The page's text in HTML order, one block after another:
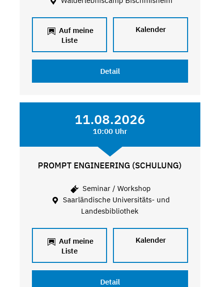
Auf meine
Liste
Kalender
Detail
11.08.2026
10:00 Uhr
PROMPT ENGINEERING (SCHULUNG)
Seminar / Workshop
Saarländische Universitäts- und
Landesbibliothek
Auf meine
Liste
Kalender
Detail